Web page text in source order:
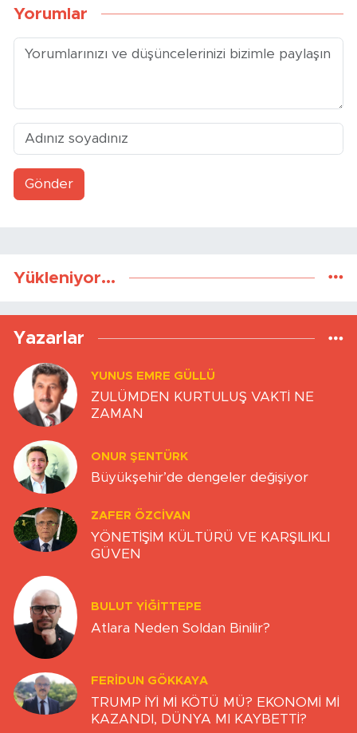
Yorumlar
Gönder
Yükleniyor...
Yazarlar
YUNUS EMRE GÜLLÜ
ZULÜMDEN KURTULUŞ VAKTİ NE
ZAMAN
ONUR ŞENTÜRK
Büyükşehir’de dengeler değişiyor
ZAFER ÖZCIVAN
YÖNETİŞİM KÜLTÜRÜ VE KARŞILIKLI
GÜVEN
BULUT YİĞİTTEPE
Atlara Neden Soldan Binilir?
FERIDUN GÖKKAYA
TRUMP İYİ Mİ KÖTÜ MÜ? EKONOMİ Mİ
KAZANDI, DÜNYA MI KAYBETTİ?